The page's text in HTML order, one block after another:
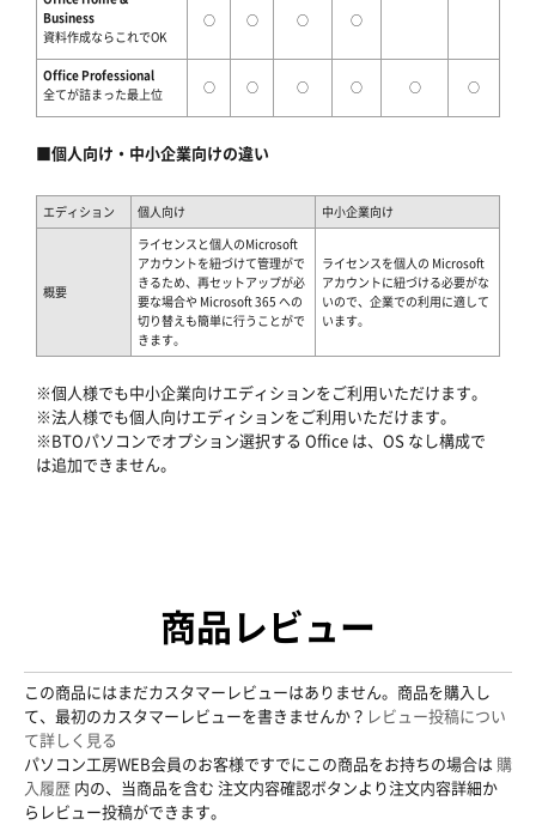
Business
資料作成ならこれでOK
○ ○ ○ ○
Office Professional
全てが詰まった最上位
○ ○ ○ ○ ○ ○
■個人向け・中小企業向けの違い
エディション 個人向け 中小企業向け
概要
ライセンスと個人のMicrosoft
アカウントを紐づけて管理がで
きるため、再セットアップが必
要な場合や Microsoft 365 への
切り替えも簡単に行うことがで
きます。
ライセンスを個人の Microsoft
アカウントに紐づける必要がな
いので、企業での利用に適して
います。
※個人様でも中小企業向けエディションをご利用いただけます。
※法人様でも個人向けエディションをご利用いただけます。
※BTOパソコンでオプション選択する Office は、OS なし構成で
は追加できません。
商品レビュー
この商品にはまだカスタマーレビューはありません。商品を購入し
て、最初のカスタマーレビューを書きませんか？ レビュー投稿につい
て詳しく見る
パソコン工房WEB会員のお客様ですでにこの商品をお持ちの場合は 購
入履歴 内の、当商品を含む 注文内容確認ボタンより注文内容詳細か
らレビュー投稿ができます。